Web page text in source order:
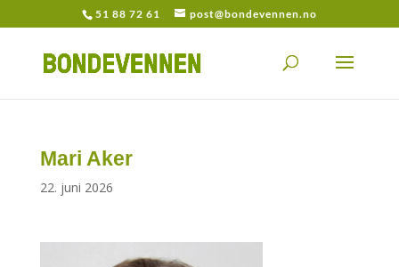
51 88 72 61 post@bondevennen.no
Mari Aker
22. juni 2026